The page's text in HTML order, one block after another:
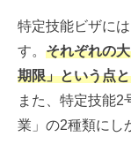
特定技能ビザに
す。 それぞれの
期限」という点
また、特定技能2
業」の2種類にし